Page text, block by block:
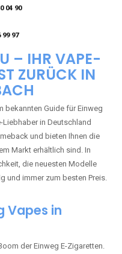
04 90
97
– IHR VAPE-
ZURÜCK IN
bekannten Guide für Einweg
in Deutschland
und bieten Ihnen die
Markt erhältlich sind. In
die neuesten Modelle
und immer zum besten Preis.
Vapes in
der Einweg E-Zigaretten.